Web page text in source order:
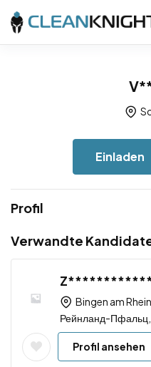
Einladen
Profil
Verwandte
Bingen am
Рейнланд-Пфальц,
Profil ansehen